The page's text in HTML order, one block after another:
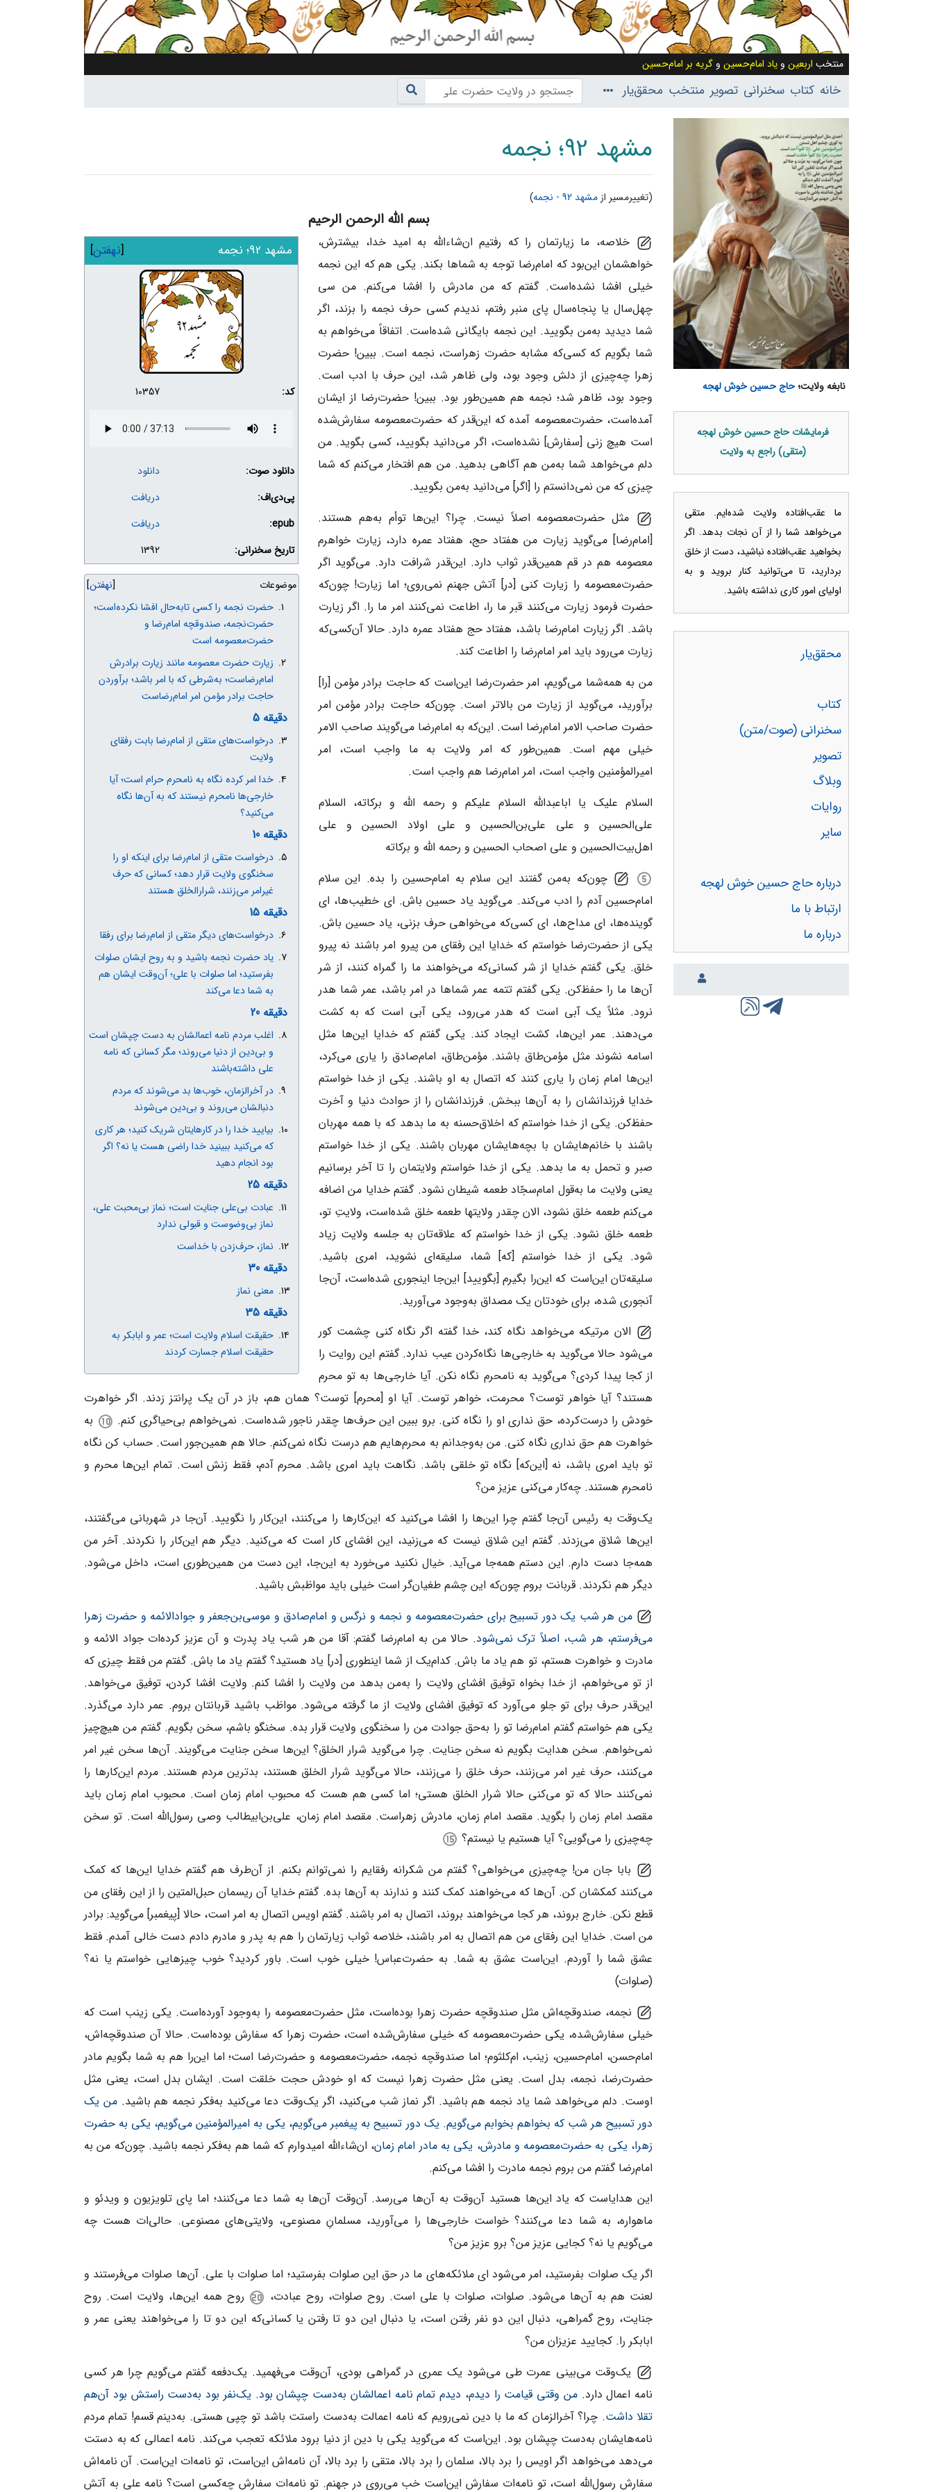
منتخب اربعین و یاد امام‌حسین و گریه بر امام‌حسین
خانه کتاب سخنرانی تصویر منتخب محقق‌یار
مشهد 92؛ نجمه
(تغییرمسیر از مشهد 92 - نجمه )
بسم الله الرحمن الرحیم
نهفتن مشهد 92؛ نجمه
کد: 10357
دانلود صوت:
دانلود
پی‌دی‌اف:
دریافت
epub:
دریافت
تاریخ سخنرانی:
1392
نهفتن
موضوعات
حضرت نجمه را کسی تا‌به‌حال افشا نکرده‌است؛
حضرت‌نجمه، صندوقچه امام‌رضا و
حضرت‌معصومه است
زیارت حضرت معصومه مانند زیارت برادرش
امام‌رضاست؛ به‌شرطی که با امر باشد؛ برآوردن
حاجت برادر مؤمن امر امام‌رضاست
دقیقه 5
درخواست‌های متقی از امام‌رضا بابت رفقای
ولایت
خدا امر کرده نگاه به نامحرم حرام است؛ آیا
خارجی‌ها نامحرم نیستند که به آن‌ها نگاه
می‌کنید؟
دقیقه 10
درخواست متقی از امام‌رضا برای اینکه او را
سخنگوی ولایت قرار دهد؛ کسانی که حرف
غیرامر می‌زنند، شرارالخلق هستند
دقیقه 15
درخواست‌های دیگر متقی از امام‌رضا برای رفقا
یاد حضرت نجمه باشید و به روح ایشان صلوات
بفرستید؛ اما صلوات با علی؛ آن‌وقت ایشان هم
به شما دعا می‌کند
دقیقه 20
اغلب مردم نامه اعمالشان به دست چپشان است
و بی‌دین از دنیا می‌روند؛ مگر کسانی که نامه
علی داشته‌باشند
در آخرالزمان، خوب‌ها بد می‌شوند که مردم
دنبالشان می‌روند و بی‌دین می‌شوند
بیایید خدا را در کارهایتان شریک کنید؛ هر کاری
که می‌کنید ببینید خدا راضی هست یا نه؟ اگر
بود انجام دهید
دقیقه 25
عبادت بی‌علی جنایت است؛ نماز بی‌محبت علی،
نماز بی‌وضوست و قبولی ندارد
نماز، حرف‌زدن با خداست
دقیقه 30
معنی نماز
دقیقه 35
حقیقت اسلام ولایت است؛ عمر و ابابکر به
حقیقت اسلام جسارت کردند
خلاصه، ما زیارتمان را که رفتیم ان‌شاءالله به امید خدا، بیشترش،
خواهشمان این‌بود که امام‌رضا توجه به شماها بکند. یکی هم که این نجمه
خیلی افشا نشده‌است. گفتم که من مادرش را افشا می‌کنم. من سی
چهل‌سال یا پنجاه‌سال پای منبر رفتم، ندیدم کسی حرف نجمه را بزند، اگر
شما دیدید به‌من بگویید. این نجمه بایگانی شده‌است. اتفاقاً می‌خواهم به
شما بگویم که کسی‌که مشابه حضرت زهراست، نجمه است. ببین! حضرت
زهرا چه‌چیزی از دلش وجود بود، ولی ظاهر شد، این حرف با ادب است.
وجود بود، ظاهر شد؛ نجمه هم همین‌طور بود. ببین! حضرت‌رضا از ایشان
آمده‌است، حضرت‌معصومه آمده که این‌قدر که حضرت‌معصومه سفارش‌شده
است هیچ زنی [سفارش] نشده‌است، اگر می‌دانید بگویید، کسی بگوید. من
دلم می‌خواهد شما به‌من هم آگاهی بدهید. من هم افتخار می‌کنم که شما
چیزی که من نمی‌دانستم را [اگر] می‌دانید به‌من بگویید.
مثل حضرت‌معصومه اصلاً نیست. چرا؟ این‌ها توأم به‌هم هستند.
[امام‌رضا] می‌گوید زیارت من هفتاد حج، هفتاد عمره دارد، زیارت خواهرم
معصومه هم در قم همین‌قدر ثواب دارد. این‌قدر شرافت دارد. می‌گوید اگر
حضرت‌معصومه را زیارت کنی [در] آتش جهنم نمی‌روی؛ اما زیارت! چون‌که
حضرت فرمود زیارت می‌کنند قبر ما را، اطاعت نمی‌کنند امر ما را. اگر زیارت
باشد. اگر زیارت امام‌رضا باشد، هفتاد حج هفتاد عمره دارد. حالا آن‌کسی‌که
زیارت می‌رود باید امر امام‌رضا را اطاعت کند.
من به همه‌شما می‌گویم، امر حضرت‌رضا این‌است که حاجت برادر مؤمن [را]
برآورید، می‌گوید از زیارت من بالاتر است. چون‌که حاجت برادر مؤمن امر
حضرت صاحب الامر امام‌رضا است. این‌که به امام‌رضا می‌گویند صاحب الامر
خیلی مهم است. همین‌طور که امر ولایت به ما واجب است، امر
امیرالمؤمنین واجب است، امر امام‌رضا هم واجب است.
السلام علیک یا اباعبدالله السلام علیکم و رحمه الله و برکاته، السلام
علی‌الحسین و علی علی‌بن‌الحسین و علی اولاد الحسین و علی
اهل‌بیت‌الحسین و علی اصحاب الحسین و رحمه الله و برکاته
چون‌که به‌من گفتند این سلام به امام‌حسین را بده. این سلام
امام‌حسین آدم را ادب می‌کند. می‌گوید یاد حسین باش. ای خطیب‌ها، ای
گوینده‌ها، ای مداح‌ها، ای کسی‌که می‌خواهی حرف بزنی، یاد حسین باش.
یکی از حضرت‌رضا خواستم که خدایا این رفقای من پیرو امر باشند نه پیرو
خلق. یکی گفتم خدایا از شر کسانی‌که می‌خواهند ما را گمراه کنند، از شر
آن‌ها ما را حفظ‌کن. یکی گفتم تتمه عمر شماها در امر باشد، عمر شما هدر
نرود. مثلاً یک آبی است که هدر می‌رود، یکی آبی است که به کشت
می‌دهند. عمر این‌ها، کشت ایجاد کند. یکی گفتم که خدایا این‌ها مثل
اسامه نشوند مثل مؤمن‌طاق باشند. مؤمن‌طاق، امام‌صادق را یاری می‌کرد،
این‌ها امام زمان را یاری کنند که اتصال به او باشند. یکی از خدا خواستم
خدایا فرزندانشان را به آن‌ها ببخش. فرزندانشان را از حوادث دنیا و آخرت
حفظ‌کن. یکی از خدا خواستم که اخلاق‌حسنه به ما بدهد که با همه مهربان
باشند با خانم‌هایشان با بچه‌هایشان مهربان باشند. یکی از خدا خواستم
صبر و تحمل به ما بدهد. یکی از خدا خواستم ولایتمان را تا آخر برسانیم
یعنی ولایت ما به‌قول امام‌سجّاد طعمه شیطان نشود. گفتم خدایا من اضافه
می‌کنم طعمه خلق نشود، الان چقدر ولایتها طعمه خلق شده‌است، ولایتِ تو،
طعمه خلق نشود. یکی از خدا خواستم که علاقه‌تان به جلسه ولایت زیاد
شود. یکی از خدا خواستم [که] شما، سلیقه‌ای نشوید، امری باشید.
سلیقه‌تان این‌است که این‌را بگیرم [بگویید] این‌جا اینجوری شده‌است، آن‌جا
آنجوری شده، برای خودتان یک مصداق به‌وجود می‌آورید.
الان مرتیکه می‌خواهد نگاه کند، خدا گفته اگر نگاه کنی چشمت کور
می‌شود حالا می‌گوید به خارجی‌ها نگاه‌کردن عیب ندارد. گفتم این روایت را
از کجا پیدا کردی؟ می‌گوید به نامحرم نگاه نکن. آیا خارجی‌ها به تو محرم
هستند؟ آیا خواهر توست؟ محرمت، خواهر توست. آیا او [محرم] توست؟ همان هم، باز در آن یک پرانتز زدند. اگر خواهرت
خودش را درست‌کرده، حق نداری او را نگاه کنی. برو ببین این حرف‌ها چقدر ناجور شده‌است. نمی‌خواهم بی‌حیاگری کنم.
به
خواهرت هم حق نداری نگاه کنی. من به‌وجدانم به محرم‌هایم هم درست نگاه نمی‌کنم. حالا هم همین‌جور است. حساب کن نگاه
تو باید امری باشد، نه [این‌که] نگاه تو خلقی باشد. نگاهت باید امری باشد. محرم آدم، فقط زنش است. تمام این‌ها محرم و
نامحرم هستند. چه‌کار می‌کنی عزیز من؟
یک‌وقت به رئیس آن‌جا گفتم چرا این‌ها را افشا می‌کنید که این‌کارها را می‌کنند، این‌کار را نگویید. آن‌جا در شهربانی می‌گفتند،
این‌ها شلاق می‌زدند. گفتم این شلاق نیست که می‌زنید، این افشای کار است که می‌کنید. دیگر هم این‌کار را نکردند. آخر من
همه‌جا دست دارم. این دستم همه‌جا می‌آید. خیال نکنید می‌خورد به این‌جا، این دست من همین‌طوری است، داخل می‌شود.
دیگر هم نکردند. قربانت بروم چون‌که این چشم طغیان‌گر است خیلی باید مواظبش باشید.
من هر شب یک دور تسبیح برای حضرت‌معصومه و نجمه و نرگس و امام‌صادق و موسی‌بن‌جعفر و جوادالائمه و حضرت زهرا
می‌فرستم، هر شب، اصلاً ترک نمی‌شود. حالا من به امام‌رضا گفتم: آقا من هر شب یاد پدرت و آن عزیز کرده‌ات جواد‌ الائمه و
مادرت و خواهرت هستم، تو هم یاد ما باش. کدام‌یک از شما اینطوری [در] یاد هستید؟ گفتم یاد ما باش. گفتم من فقط چیزی که
از تو می‌خواهم، از خدا بخواه توفیق افشای ولایت را به‌من بدهد من ولایت را افشا کنم. ولایت افشا کردن، توفیق می‌خواهد.
این‌قدر حرف برای تو جلو می‌آورد که توفیق افشای ولایت از ما گرفته می‌شود. مواظب باشید قربانتان بروم. عمر دارد می‌گذرد.
یکی هم خواستم گفتم امام‌رضا تو را به‌حق جوادت من را سخنگوی ولایت قرار بده. سخنگو باشم، سخن بگویم. گفتم من هیچ‌چیز
نمی‌خواهم. سخن هدایت بگویم نه سخن جنایت. چرا می‌گوید شرار الخلق؟ این‌ها سخن جنایت می‌گویند. آن‌ها سخن غیر امر
می‌کنند، حرف غیر امر می‌زنند، حرف خلق را می‌زنند، حالا می‌گوید شرار الخلق هستند، بدترین مردم هستند. مردم این‌کارها را
نمی‌کنند حالا که تو می‌کنی حالا شرار الخلق هستی؛ اما کسی هم هست که محبوب امام زمان است. محبوب امام زمان باید
مقصد امام زمان را بگوید. مقصد امام زمان، مادرش زهراست. مقصد امام زمان، علی‌بن‌ابیطالب وصی رسول‌الله است. تو سخن
چه‌چیزی را می‌گویی؟ آیا هستیم یا نیستم؟
بابا جان من! چه‌چیزی می‌خواهی؟ گفتم من شکرانه رفقایم را نمی‌توانم بکنم. از آن‌طرف هم گفتم خدایا این‌ها که کمک
می‌کنند کمکشان کن. آن‌ها که می‌خواهند کمک کنند و ندارند به آن‌ها بده. گفتم خدایا آن ریسمان حبل‌المتین را از این رفقای من
قطع نکن. خارج بروند، هر کجا می‌خواهند بروند، اتصال به امر باشند. گفتم اویس اتصال به امر است، حالا [پیغمبر] می‌گوید: برادر
من است. خدایا این رفقای من هم اتصال به امر باشند، خلاصه ثواب زیارتمان را هم به پدر و مادرم دادم دست خالی آمدم. فقط
عشق شما را آوردم. این‌است عشق به شما. به حضرت‌عباس! خیلی خوب است. باور کردید؟ خوب چیزهایی خواستم یا نه؟
(صلوات)
نجمه، صندوقچه‌اش مثل صندوقچه حضرت زهرا بوده‌است، مثل حضرت‌معصومه را به‌وجود آورده‌است. یکی زینب است که
خیلی سفارش‌شده، یکی حضرت‌معصومه که خیلی سفارش‌شده است، حضرت زهرا که سفارش بوده‌است. حالا آن صندوقچه‌اش،
امام‌حسن، امام‌حسین، زینب، ام‌کلثوم؛ اما صندوقچه نجمه، حضرت‌معصومه و حضرت‌رضا است؛ اما این‌را هم به شما بگویم مادر
حضرت‌رضا، نجمه، بدل است. یعنی مثل حضرت زهرا نیست که او خودش حجت خلقت است. ایشان بدل است، یعنی مثل
اوست. دلم می‌خواهد شما یاد نجمه هم باشید. اگر نماز شب می‌کنید، اگر یک‌وقت دعا می‌کنید به‌فکر نجمه هم باشید.من یک
دور تسبیح هر شب که بخواهم بخوابم می‌گویم. یک دور تسبیح به پیغمبر می‌گویم، یکی به امیرالمؤمنین می‌گویم، یکی به حضرت
زهرا، یکی به حضرت‌معصومه و مادرش، یکی به مادر امام زمان، ان‌شاءالله امیدوارم که شما هم به‌فکر نجمه باشید. چون‌که من به
امام‌رضا گفتم من بروم نجمه مادرت را افشا می‌کنم.
این هدایاست که یاد این‌ها هستید آن‌وقت به آن‌ها می‌رسد. آن‌وقت آن‌ها به شما دعا می‌کنند؛ اما پای تلویزیون و ویدئو و
ماهواره، به شما دعا می‌کنند؟ خواست خارجی‌ها را می‌آورید، مسلمانِ مصنوعی، ولایتی‌های مصنوعی. حالی‌ات هست چه
می‌گویم یا نه؟ کجایی عزیز من؟ برو عزیز من؟
اگر یک صلوات بفرستید، امر می‌شود ای ملائکه‌های ما در حق این صلوات بفرستید؛ اما صلوات با علی. آن‌ها صلوات می‌فرستند و
لعنت هم به آن‌ها می‌شود. صلوات، صلوات با علی است. روح صلوات، روح عبادت،
روح همه این‌ها، ولایت است. روح
جنایت، روح گمراهی، دنبال این دو نفر رفتن است، یا دنبال این دو تا رفتن یا کسانی‌که این دو تا را می‌خواهند یعنی عمر و
ابابکر را. کجایید عزیزان من؟
یک‌وقت می‌بینی عمرت طی می‌شود یک عمری در گمراهی بودی، آن‌وقت می‌فهمید. یک‌دفعه گفتم می‌گویم چرا هر کسی
نامه اعمال دارد.من وقتی قیامت را دیدم، دیدم تمام نامه اعمالشان به‌دست چپشان بود. یک‌نفر بود به‌دست راستش بود آن‌هم
تقلا داشت. چرا؟ آخرالزمان که ما با دین نمی‌رویم که نامه اعمالت به‌دست راستت باشد تو چپی هستی. به‌دینم قسم! تمام مردم
نامه‌هایشان به‌دست چپشان بود. این‌است که می‌گوید یکی با دین از دنیا برود ملائکه تعجب می‌کند. نامه اعمالی که به دستت
می‌دهد می‌خواهد اگر اویس را برد بالا، سلمان را برد بالا، متقی را برد بالا، آن نامه‌اش این‌است، تو نامه‌ات این‌است. آن نامه‌اش
سفارش رسول‌الله است، تو نامه‌ات سفارش این‌است خب می‌روی در جهنم. تو نامه‌ات سفارش چه‌کسی است؟ نامه علی به آتش
نابغه ولایت؛حاج حسین خوش لهجه
فرمایشات حاج حسین خوش لهجه
(متقی) راجع به ولایت
ما عقب‌افتاده ولایت شده‌ایم. متقی
می‌خواهد شما را از آن نجات بدهد. اگر
بخواهید عقب‌افتاده نباشید، دست از خلق
بردارید، تا می‌توانید کنار بروید و به
اولیای امور کاری نداشته باشید.
محقق‌یار
کتاب
سخنرانی (صوت/متن)
تصویر
وبلاگ
روایات
سایر
درباره حاج حسین خوش لهجه
ارتباط با ما
درباره ما